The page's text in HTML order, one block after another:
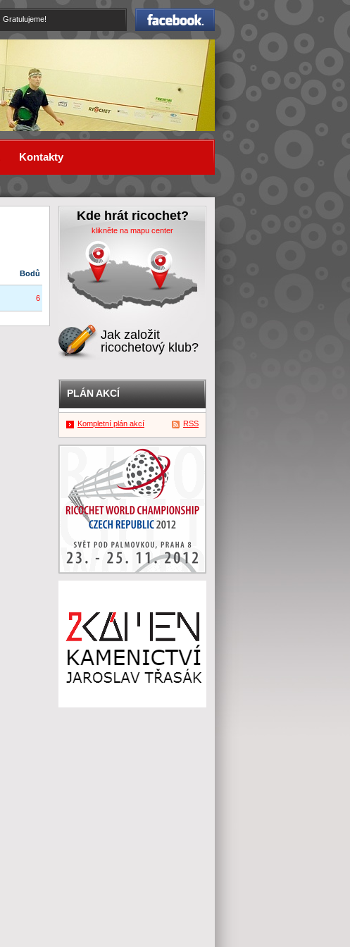
Facebook
Bodů
6
Kontakty
Kde hrát ricochet?
klikněte na mapu center
Jak založit
ricochetový klub?
PLÁN AKCÍ
Kompletní plán akcí RSS